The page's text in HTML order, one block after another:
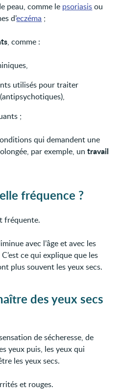
peau, comme le psoriasisou
d’eczéma ;
, comme :
utilisés pour traiter
(antipsychotiques),
;
qui demandent une
par exemple, untravail
fréquence ?
fréquente.
avec l’âge et avec les
ce qui explique que les
plus souvent les yeux secs.
des yeux secs
de sécheresse, de
yeux puis, les yeux qui
les yeux secs.
et rouges.